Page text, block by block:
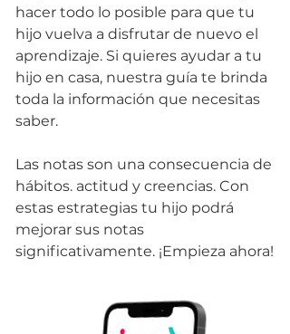
hacer todo lo posible para que tu
hijo vuelva a disfrutar de nuevo el
aprendizaje. Si quieres ayudar a tu
hijo en casa, nuestra guía te brinda
toda la información que necesitas
saber.
Las notas son una consecuencia de
hábitos. actitud y creencias. Con
estas estrategias tu hijo podrá
mejorar sus notas
significativamente. ¡Empieza ahora!